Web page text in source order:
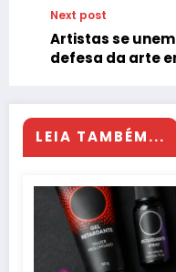
Next post
Artistas se
defesa da arte
LEIA TAMBÉM...